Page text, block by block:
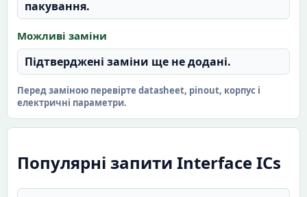
пакування.
Можливі заміни
Підтверджені заміни ще не додані.
Перед заміною перевірте datasheet, pinout, корпус і
електричні параметри.
Популярні запити Interface ICs